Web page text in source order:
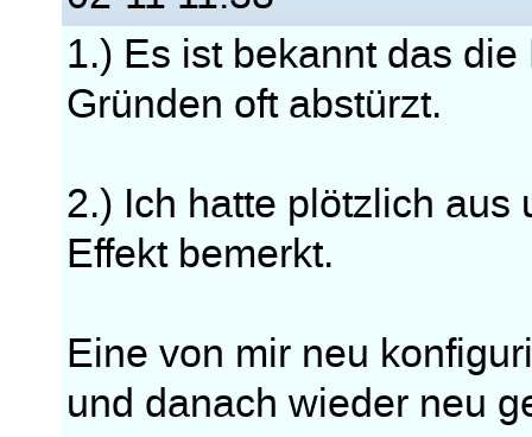
1.) Es ist bekannt das
Gründen oft abstürzt.
2.) Ich hatte plötzlich
Effekt bemerkt.
Eine von mir neu
und danach wieder neu